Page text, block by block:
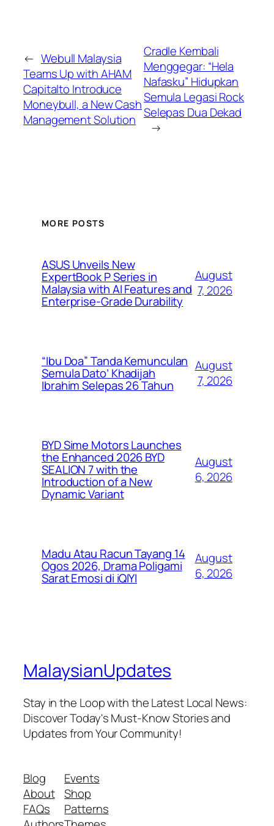
← Webull Malaysia
Teams Up with AHAM
Capitalto Introduce
Moneybull, a New Cash
Management Solution
Cradle Kembali
Menggegar: “Hela
Nafasku” Hidupkan
Semula Legasi Rock
Selepas Dua Dekad
→
MORE POSTS
ASUS Unveils New
ExpertBook P Series in
Malaysia with AI Features and
Enterprise-Grade Durability
August
7, 2026
“Ibu Doa” Tanda Kemunculan
Semula Dato’ Khadijah
Ibrahim Selepas 26 Tahun
August
7, 2026
BYD Sime Motors Launches
the Enhanced 2026 BYD
SEALION 7 with the
Introduction of a New
Dynamic Variant
August
6, 2026
Madu Atau Racun Tayang 14
Ogos 2026, Drama Poligami
Sarat Emosi di iQIYI
August
6, 2026
MalaysianUpdates
Stay in the Loop with the Latest Local News:
Discover Today's Must-Know Stories and
Updates from Your Community!
Blog
About
FAQs
Events
Shop
Patterns